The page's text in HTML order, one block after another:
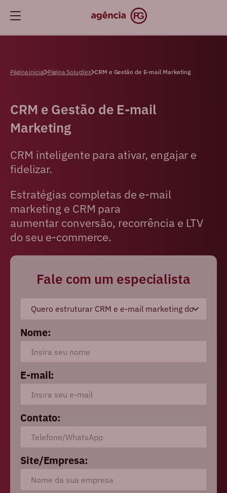
Página inicial Página Soluções CRM e Gestão de E-mail Marketing
CRM e Gestão de E-mail
Marketing
CRM inteligente para ativar, engajar e
fidelizar.
Estratégias completas de e-mail
marketing e CRM para
aumentar conversão, recorrência e LTV
do seu e-commerce.
Fale com um especialista
Nome:
E-mail:
Contato:
Site/Empresa: